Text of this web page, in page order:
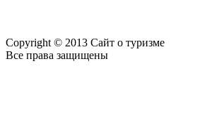
Copyright © 2013 Сайт о туризме
Все права защищены